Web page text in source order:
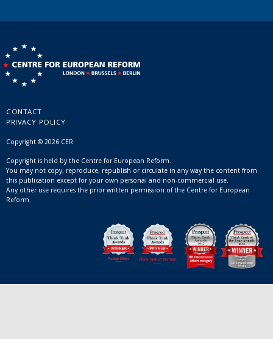
CONTACT
PRIVACY POLICY
Copyright © 2026 CER
Copyright is held by the Centre for European Reform.
You may not copy, reproduce, republish or circulate in any way the content from
this publication except for your own personal and non-commercial use.
Any other use requires the prior written permission of the Centre for European
Reform.